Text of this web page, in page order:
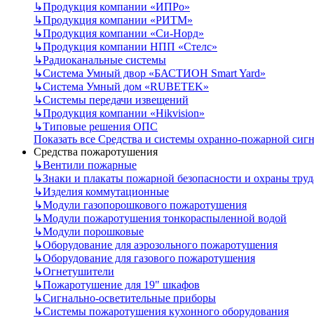
↳Продукция компании «ИПРо»
↳Продукция компании «РИТМ»
↳Продукция компании «Си-Норд»
↳Продукция компании НПП «Стелс»
↳Радиоканальные системы
↳Система Умный двор «БАСТИОН Smart Yard»
↳Система Умный дом «RUBETEK»
↳Системы передачи извещений
↳Продукция компании «Hikvision»
↳Типовые решения ОПС
Показать все Средства и системы охранно-пожарной
Средства пожаротушения
↳Вентили пожарные
↳Знаки и плакаты пожарной безопасности и охраны
↳Изделия коммутационные
↳Модули газопорошкового пожаротушения
↳Модули пожаротушения тонкораспыленной водой
↳Модули порошковые
↳Оборудование для аэрозольного пожаротушения
↳Оборудование для газового пожаротушения
↳Огнетушители
↳Пожаротушение для 19" шкафов
↳Сигнально-осветительные приборы
↳Системы пожаротушения кухонного оборудования